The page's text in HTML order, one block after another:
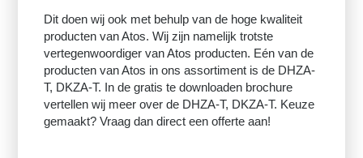
Dit doen wij ook met behulp van de hoge kwaliteit
producten van Atos. Wij zijn namelijk trotste
vertegenwoordiger van Atos producten. Eén van de
producten van Atos in ons assortiment is de DHZA-
T, DKZA-T. In de gratis te downloaden brochure
vertellen wij meer over de DHZA-T, DKZA-T. Keuze
gemaakt? Vraag dan direct een offerte aan!